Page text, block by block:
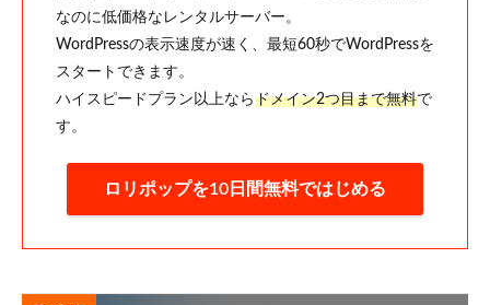
なのに低価格なレンタルサーバー。
WordPressの表示速度が速く、最短60秒でWordPressを
スタートできます。
ハイスピードプラン以上ならドメイン2つ目まで無料で
す。
ロリポップを10日間無料ではじめる